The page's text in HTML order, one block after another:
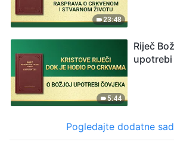
23:48
5:44
Riječ
Pogledajte dodatne